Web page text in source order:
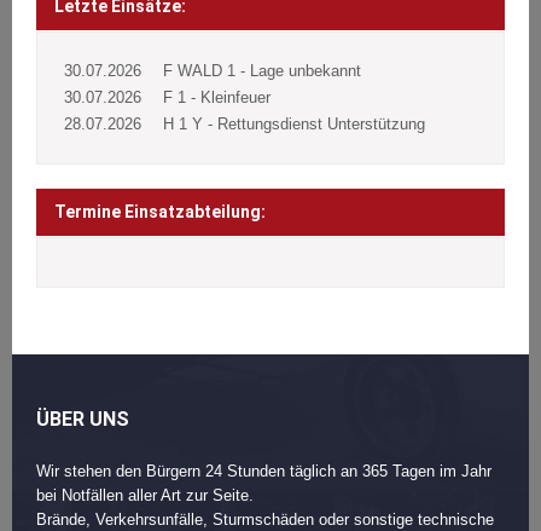
navigation
Letzte Einsätze:
30.07.2026
F WALD 1 - Lage unbekannt
30.07.2026
F 1 - Kleinfeuer
28.07.2026
H 1 Y - Rettungsdienst Unterstützung
Termine Einsatzabteilung:
ÜBER UNS
Wir stehen den Bürgern 24 Stunden täglich an 365 Tagen im Jahr
bei Notfällen aller Art zur Seite.
Brände, Verkehrsunfälle, Sturmschäden oder sonstige technische